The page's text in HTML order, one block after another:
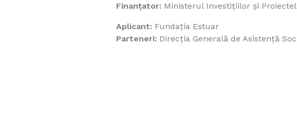
Finanțator: Ministerul Investițiilor și
Aplicant: Fundația Estuar
Parteneri: Direcția Generală de Asistență